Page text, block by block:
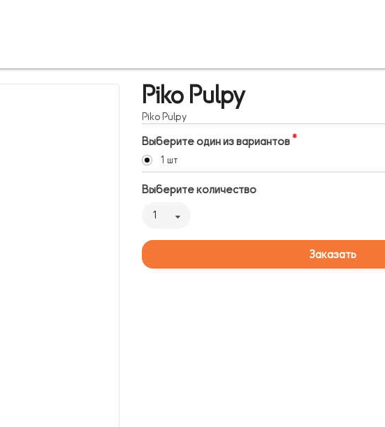
Piko Pulpy
Piko Pulpy
Выберите один из вариантов
1 шт
Выберите количество
1
Заказать